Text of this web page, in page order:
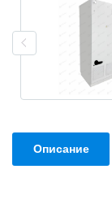
Описание